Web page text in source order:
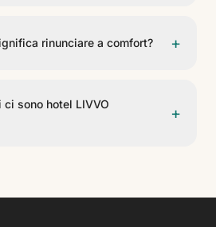
Suites. Li trovi elencati in
rinunciare a comfort? +
agisce dietro le quinte
rifiuti, energia e impegno con la
sul tuo soggiorno.
sono hotel LIVVO
+